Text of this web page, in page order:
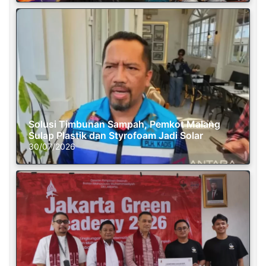
Solusi Timbunan Sampah, Pemkot Malang
Sulap Plastik dan Styrofoam Jadi Solar
30/07/2026